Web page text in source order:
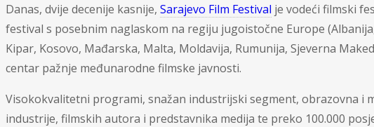
Danas, dvije decenije kasnije, Sarajevo Film Festival je vodeći filmski
festival s posebnim naglaskom na regiju jugoistočne Europe
Kipar, Kosovo, Mađarska, Malta, Moldavija, Rumunija, Sjeverna
centar pažnje međunarodne filmske javnosti.
Visokokvalitetni programi, snažan industrijski segment, obrazovna
industrije, filmskih autora i predstavnika medija te preko 100.000